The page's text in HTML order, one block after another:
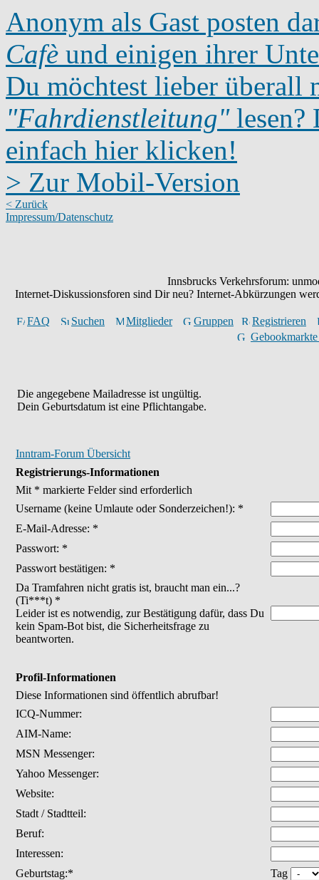
Anonym als Gast posten
Cafè und einigen ihrer
Du möchtest lieber überall
"Fahrdienstleitung"lesen?
einfach hier klicken!
> Zur Mobil-Version
< Zurück
Impressum/Datenschutz
Innsbrucks Verkehrsforum:
Internet-Diskussionsforen sind Dir neu? Internet-Abkürzungen
FAQ Suchen Mitglieder Gruppen
Registrieren
Die angegebene Mailadresse ist ungültig.
Dein Geburtsdatum ist eine Pflichtangabe.
Inntram-Forum Übersicht
Registrierungs-Informationen
Mit * markierte Felder sind erforderlich
Username (keine Umlaute oder Sonderzeichen!): *
E-Mail-Adresse: *
Passwort: *
Passwort bestätigen: *
Da Tramfahren nicht gratis ist, braucht man ein...?
(Ti***t) *
Leider ist es notwendig, zur Bestätigung dafür, dass Du
kein Spam-Bot bist, die Sicherheitsfrage zu
beantworten.
Profil-Informationen
Diese Informationen sind öffentlich abrufbar!
ICQ-Nummer:
AIM-Name:
MSN Messenger:
Yahoo Messenger:
Website:
Stadt / Stadtteil:
Beruf:
Interessen:
Geburtstag:*
Tag